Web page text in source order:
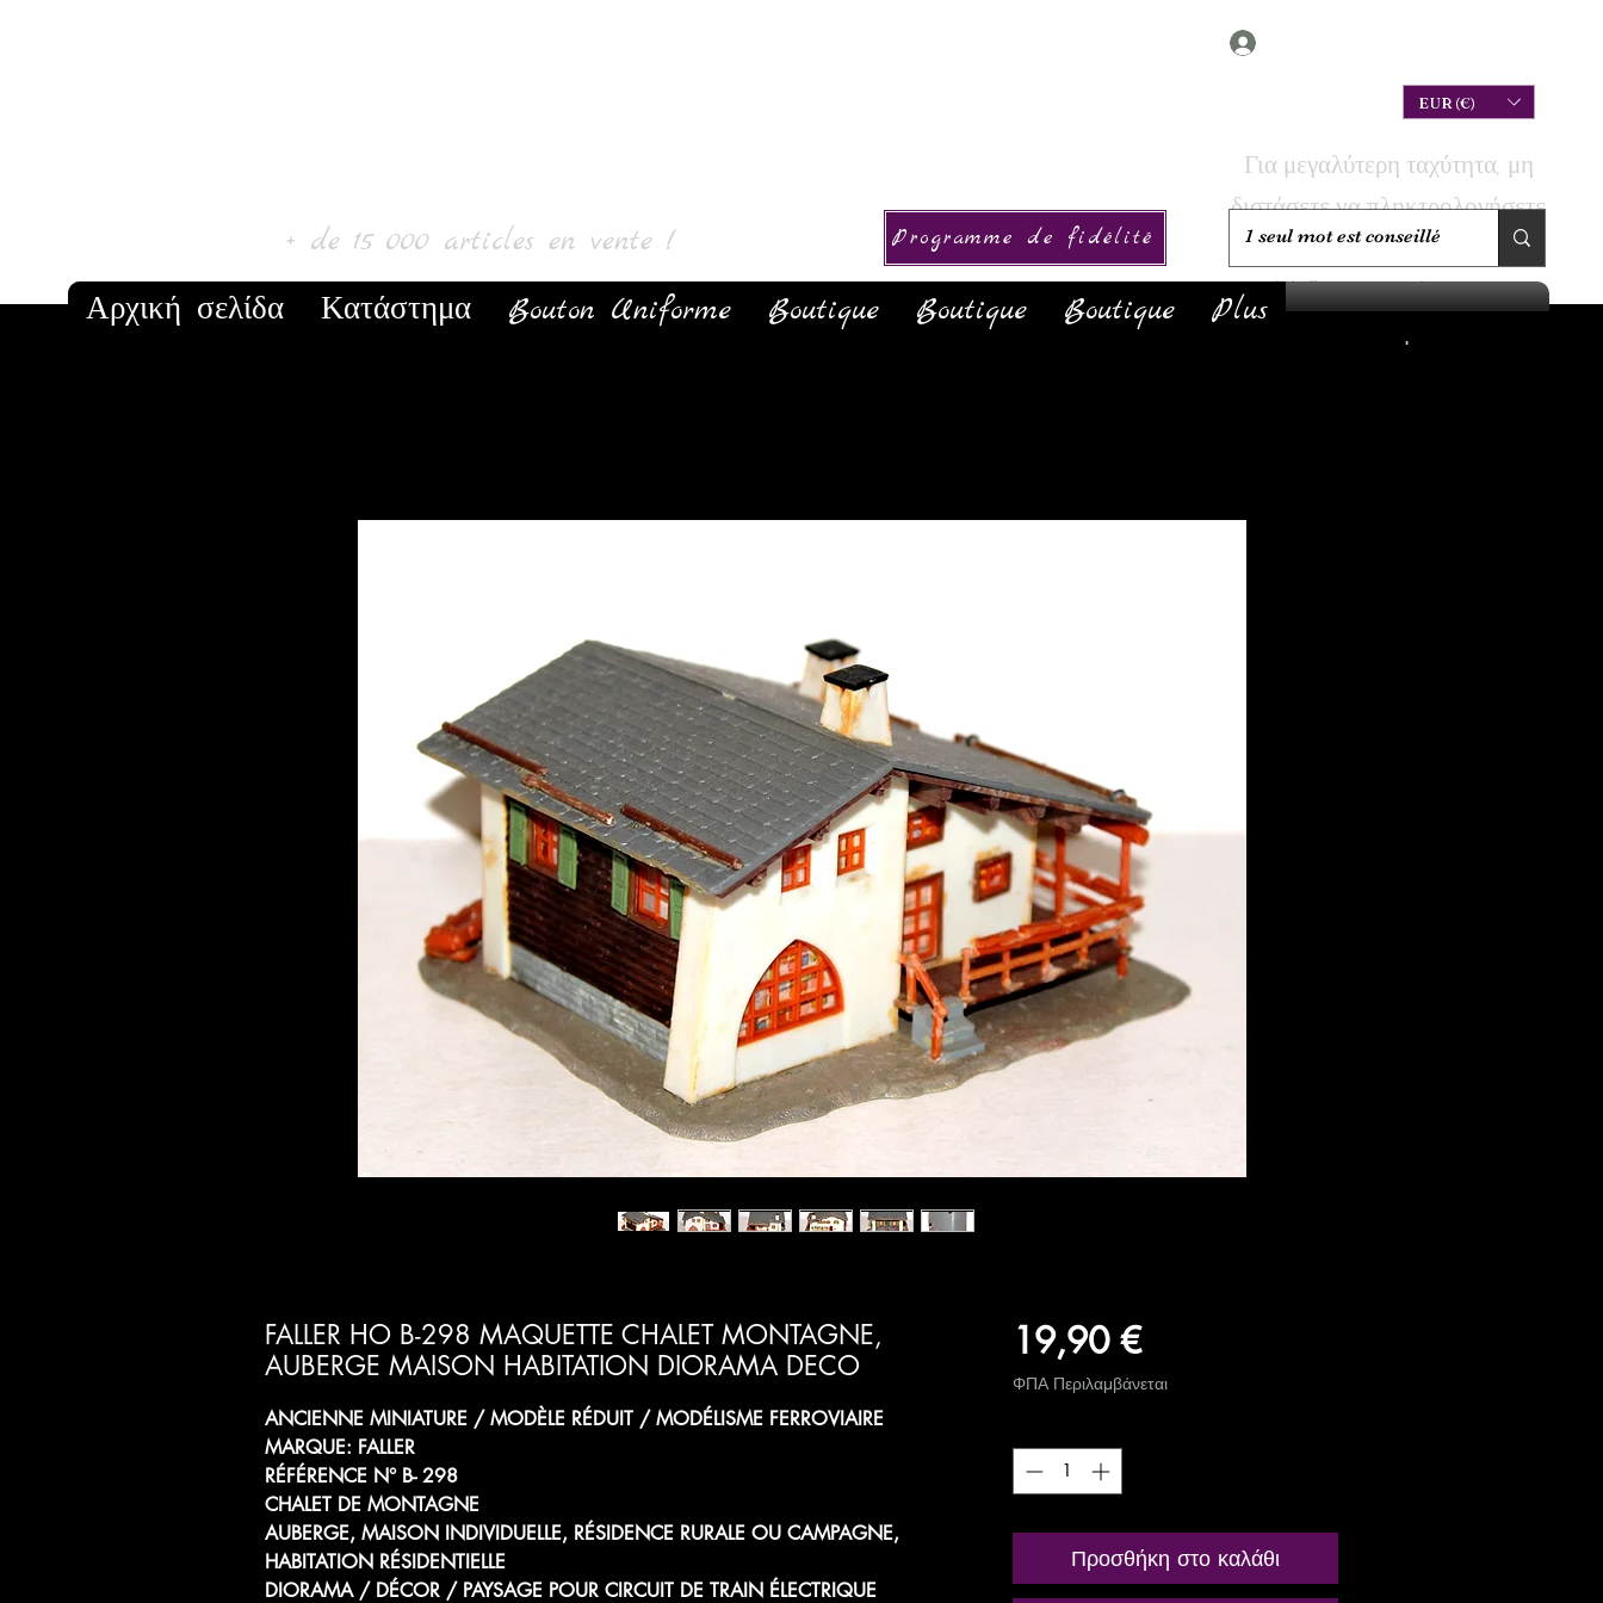
EUR (€)
+ de 15 000 articles en vente ! Programme de fidélité
Αρχική σελίδα Κατάστημα Bouton Uniforme Boutique Boutique Boutique Plus
FALLER HO B-298 MAQUETTE CHALET MONTAGNE,
AUBERGE MAISON HABITATION DIORAMA DECO
ANCIENNE MINIATURE / MODÈLE RÉDUIT / MODÉLISME FERROVIAIRE
MARQUE: FALLER
RÉFÉRENCE N° B- 298
CHALET DE MONTAGNE
AUBERGE, MAISON INDIVIDUELLE, RÉSIDENCE RURALE OU CAMPAGNE,
HABITATION RÉSIDENTIELLE
DIORAMA / DÉCOR / PAYSAGE POUR CIRCUIT DE TRAIN ÉLECTRIQUE
19,90 €Τιμή
ΦΠΑ Περιλαμβάνεται
Προσθήκη στο καλάθι
Για μεγαλύτερη ταχύτητα, μη
διστάσετε να πληκτρολογήσετε
την αναζήτησή σας για να
ελέγξετε αν το έχουμε σε